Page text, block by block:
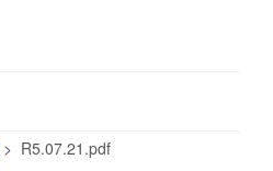
> R5.07.21.pdf